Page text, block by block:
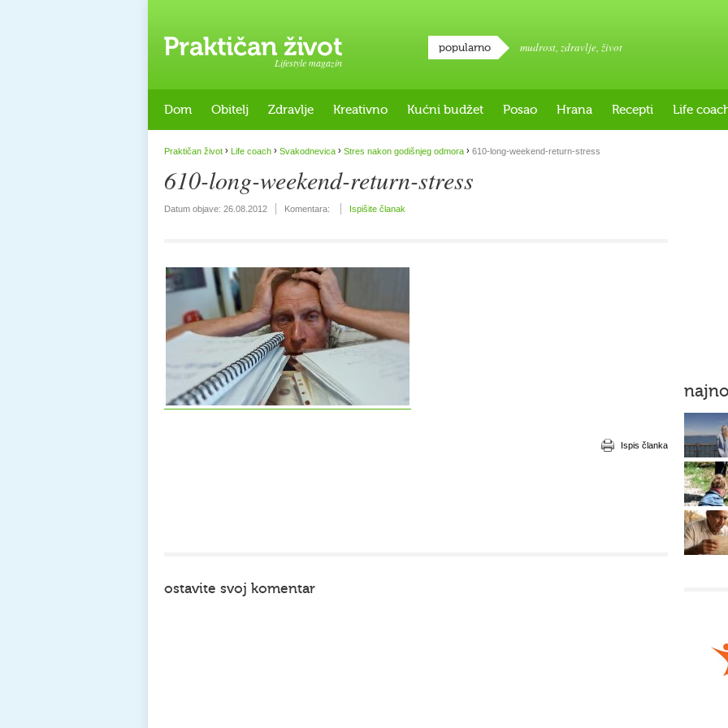
Lifestyle magazin
popularno mudrost, zdravlje, život
Dom Obitelj Zdravlje Kreativno Kućni budžet Posao Hrana Recepti Life
Praktičan život › Life coach › Svakodnevica › Stres nakon godišnjeg odmora › 610-long-weekend-return-stress
610-long-weekend-return-stress
Datum objave: 26.08.2012 Komentara: Ispišite članak
Ispis članka
ostavite svoj komentar